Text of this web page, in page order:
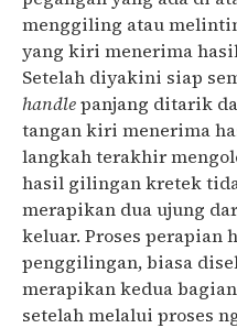
menggiling atau
yang kiri menerima
Setelah diyakini siap
handlepanjang ditarik
tangan kiri menerima
langkah terakhir
hasil gilingan kretek
merapikan dua ujung
keluar. Proses
penggilingan, biasa
merapikan kedua
setelah melalui proses